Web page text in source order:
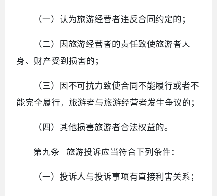
（一）认为旅游经营者违反合同约定的；
（二）因旅游经营者的责任致使旅游者人
身、财产受到损害的；
（三）因不可抗力致使合同不能履行或者不
能完全履行，旅游者与旅游经营者发生争议的；
（四）其他损害旅游者合法权益的。
第九条 旅游投诉应当符合下列条件：
（一）投诉人与投诉事项有直接利害关系；